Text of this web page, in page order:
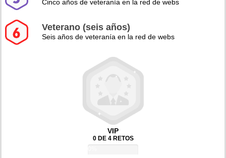
Cinco años de veteranía en la red de webs
Veterano (seis años)
Seis años de veteranía en la red de webs
VIP
0 DE 4 RETOS